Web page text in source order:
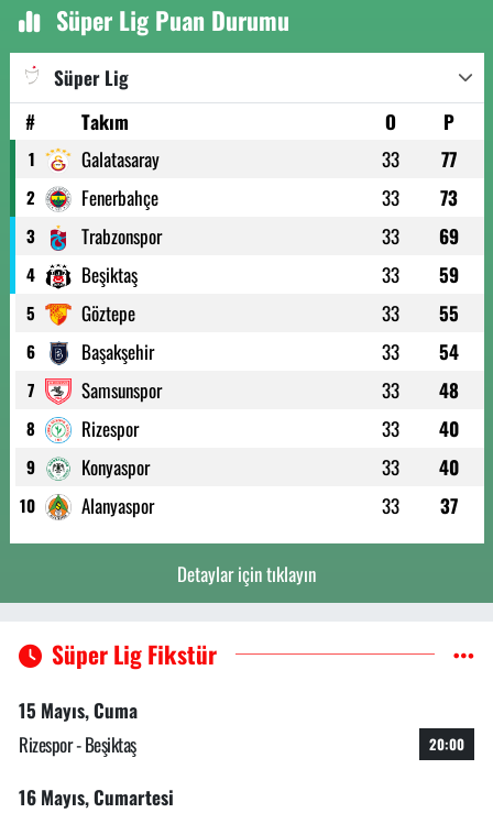
Süper Lig Puan Durumu
Süper Lig
#
Takım O P
1 Galatasaray 33 77
2 Fenerbahçe 33 73
3 Trabzonspor 33 69
4 Beşiktaş 33 59
5 Göztepe 33 55
6 Başakşehir 33 54
7 Samsunspor 33 48
8 Rizespor 33 40
9 Konyaspor 33 40
10 Alanyaspor 33 37
Detaylar için tıklayın
Süper Lig Fikstür
15 Mayıs, Cuma
Rizespor - Beşiktaş
20:00
16 Mayıs, Cumartesi